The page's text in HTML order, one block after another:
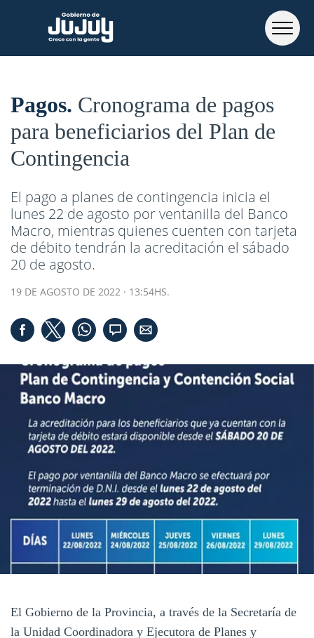
Pagos Cronograma de pagos
para beneficiarios del Plan de
Contingencia
El pago a planes de contingencia inicia el
lunes 22 de agosto por ventanilla del Banco
Macro, mientras quienes cuenten con tarjeta
de débito tendrán la acreditación el sábado
20 de agosto.
19 DE AGOSTO DE 2022 · 13:54HS.
El Gobierno de la Provincia, a través de la Secretaría de
la Unidad Coordinadora y Ejecutora de Planes y